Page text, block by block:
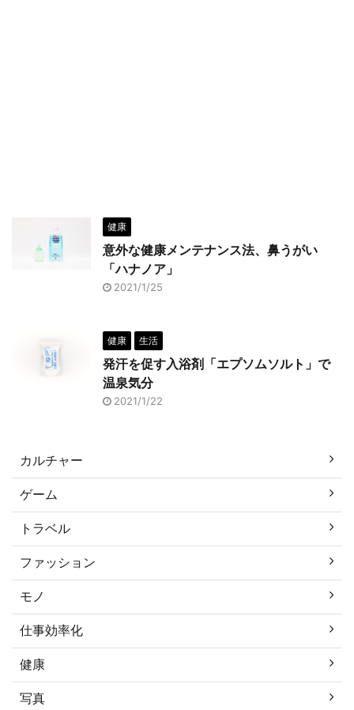
健康
意外な健康メンテナンス法、鼻うがい
「ハナノア」
2021/1/25
健康 生活
発汗を促す入浴剤「エプソムソルト」で
温泉気分
2021/1/22
カルチャー
ゲーム
トラベル
ファッション
モノ
仕事効率化
健康
写真